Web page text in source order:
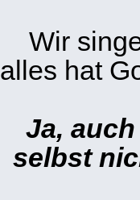
Wir
alles hat
Ja,
selbst